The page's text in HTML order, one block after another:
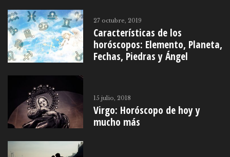
27 octubre, 2019
Características de los
horóscopos: Elemento, Planeta,
Fechas, Piedras y Ángel
15 julio, 2018
Virgo: Horóscopo de hoy y
mucho más